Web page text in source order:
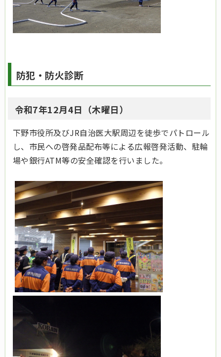
防犯・防火診断
令和7年12月4日（木曜日）
下野市役所及びJR自治医大駅周辺を徒歩でパトロール
し、市民への啓発品配布等による広報啓発活動、駐輪
場や銀行ATM等の安全確認を行いました。